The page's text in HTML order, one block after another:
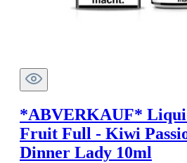
*ABVERKAUF*
Fruit Full - Kiwi
Dinner Lady 10ml